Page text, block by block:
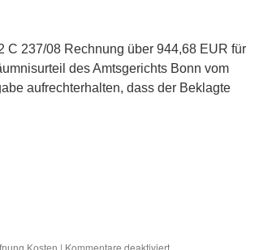
C 237/08 Rechnung über 944,68 EUR für
des Amtsgerichts Bonn vom
aufrechterhalten, dass der Beklagte
| Kommentare deaktiviertfür